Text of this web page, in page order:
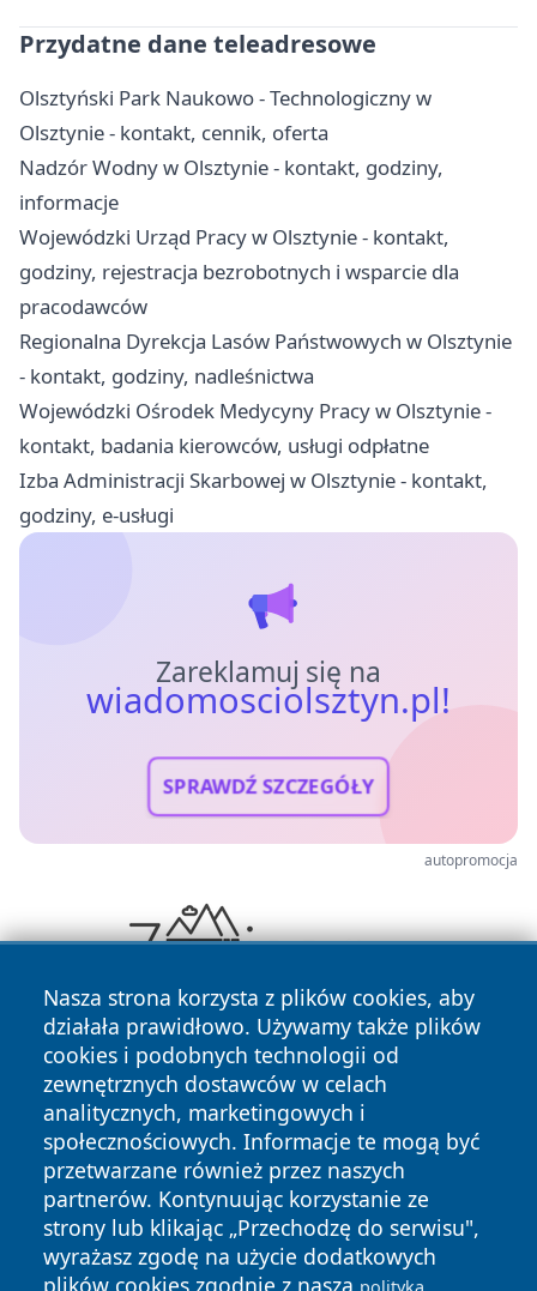
Przydatne dane teleadresowe
Olsztyński Park Naukowo - Technologiczny w
Olsztynie - kontakt, cennik, oferta
Nadzór Wodny w Olsztynie - kontakt, godziny,
informacje
Wojewódzki Urząd Pracy w Olsztynie - kontakt,
godziny, rejestracja bezrobotnych i wsparcie dla
pracodawców
Regionalna Dyrekcja Lasów Państwowych w Olsztynie
- kontakt, godziny, nadleśnictwa
Wojewódzki Ośrodek Medycyny Pracy w Olsztynie -
kontakt, badania kierowców, usługi odpłatne
Izba Administracji Skarbowej w Olsztynie - kontakt,
godziny, e-usługi
Zareklamuj się na
wiadomosciolsztyn.pl!
SPRAWDŹ SZCZEGÓŁY
autopromocja
Nasza strona korzysta z plików cookies, aby
działała prawidłowo. Używamy także plików
cookies i podobnych technologii od
zewnętrznych dostawców w celach
analitycznych, marketingowych i
społecznościowych. Informacje te mogą być
przetwarzane również przez naszych
partnerów. Kontynuując korzystanie ze
strony lub klikając „Przechodzę do serwisu",
wyrażasz zgodę na użycie dodatkowych
plików cookies zgodnie z naszą
Copyright © 2026 wiadomosciolsztyn.pl Wszystkie prawa
zastrzeżone.